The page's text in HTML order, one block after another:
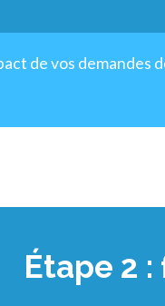
de vos
Étape 2